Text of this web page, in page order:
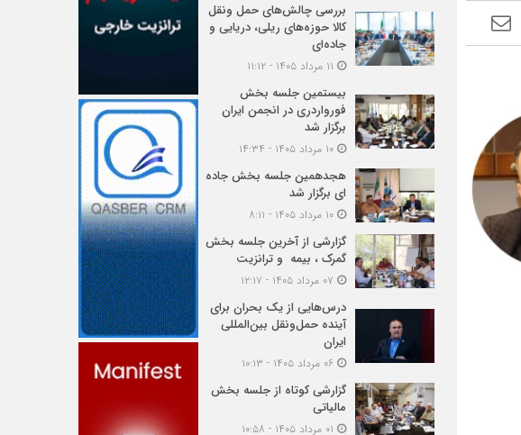
بررسی چالش‌های حمل ونقل
کالا حوزه‌های ریلی، دریایی و
جاده‌ای
بیستمین جلسه بخش
فورواردری در انجمن ایران
برگزار شد
۱۰ مرداد ۱۴۰۵ - ۱۴:۳۴
هجدهمین جلسه بخش جاده
ای برگزار شد
۱۰ مرداد ۱۴۰۵ - ۸:۱۱
گزارشی از آخرین جلسه بخش
گمرک ، بیمه و ترانزیت
درس‌هایی از یک بحران برای
آینده حمل‌ونقل بین‌المللی
ایران
گزارشی کوتاه از جلسه بخش
مالیاتی